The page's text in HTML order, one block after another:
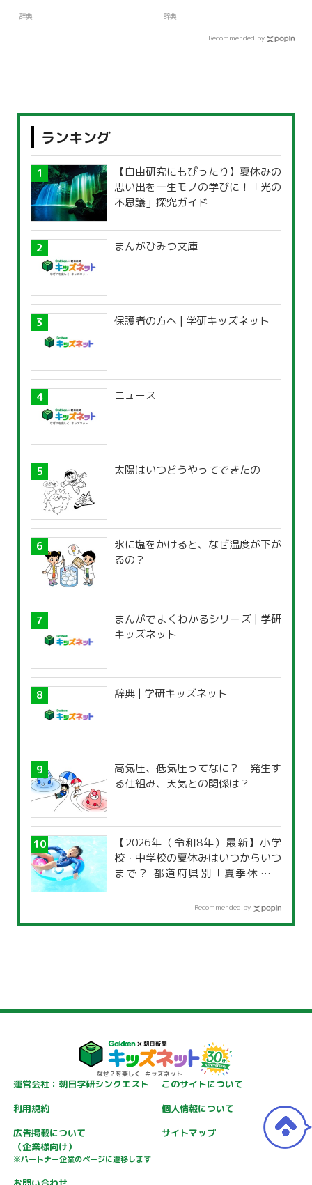
辞典 辞典
Recommended by
ランキング
【自由研究にもぴったり】夏休みの
思い出を一生モノの学びに！「光の
不思議」探究ガイド
まんがひみつ文庫
保護者の方へ | 学研キッズネット
ニュース
太陽はいつどうやってできたの
氷に塩をかけると、なぜ温度が下が
るの？
まんがでよくわかるシリーズ | 学研
キッズネット
辞典 | 学研キッズネット
高気圧、低気圧ってなに？ 発生す
る仕組み、天気との関係は？
【2026年（令和8年）最新】小学
校・中学校の夏休みはいつからいつ
まで？ 都道府県別「夏季休暇一
Recommended by
運営会社：朝日学研シンクエスト
このサイトについて
利用規約
個人情報について
広告掲載について
（企業様向け）
※パートナー企業のページに遷移します
サイトマップ